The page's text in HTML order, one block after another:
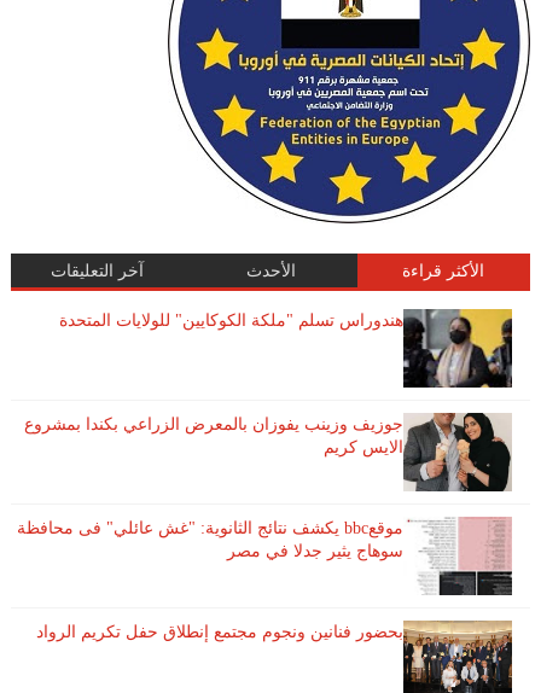
الأكثر قراءة الأحدث آخر التعليقات
هندوراس تسلم "ملكة الكوكايين" للولايات المتحدة
جوزيف وزينب يفوزان بالمعرض الزراعي بكندا بمشروع
الايس كريم
موقعbbc يكشف نتائج الثانوية: "غش عائلي" فى محافظة
سوهاج يثير جدلا في مصر
بحضور فنانين ونجوم مجتمع إنطلاق حفل تكريم الرواد